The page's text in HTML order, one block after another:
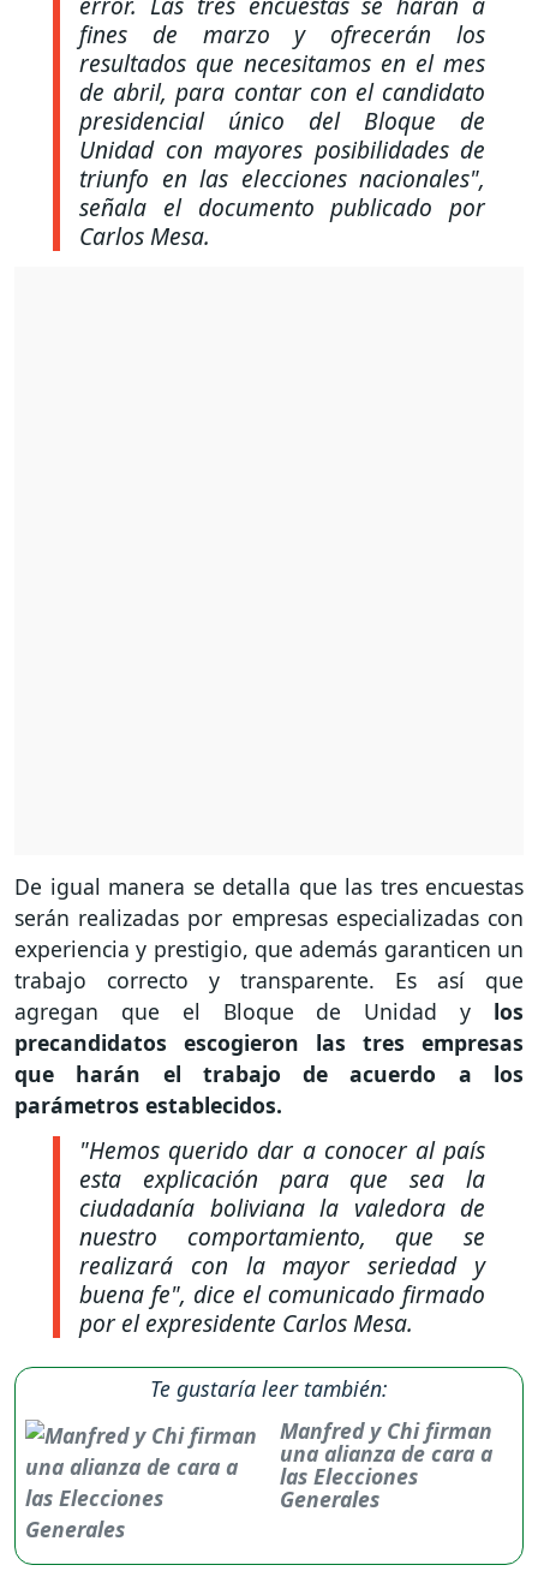
fines de marzo y ofrecerán los
resultados que necesitamos en el mes
de abril, para contar con el candidato
presidencial único del Bloque de
Unidad con mayores posibilidades de
triunfo en las elecciones nacionales",
señala el documento publicado por
Carlos Mesa.
De igual manera se detalla que las tres encuestas
serán realizadas por empresas especializadas con
experiencia y prestigio, que además garanticen un
trabajo correcto y transparente. Es así que
agregan que el Bloque de Unidad y los
precandidatos escogieron las tres empresas
que harán el trabajo de acuerdo a los
parámetros establecidos.
"Hemos querido dar a conocer al país
esta explicación para que sea la
ciudadanía boliviana la valedora de
nuestro comportamiento, que se
realizará con la mayor seriedad y
buena fe", dice el comunicado firmado
por el expresidente Carlos Mesa.
Te gustaría leer también:
Manfred y Chi firman
una alianza de cara a
las Elecciones
Generales